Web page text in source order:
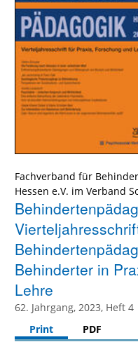
Fachverband für
Hessen e.V. im Verband
Behinderter in
Lehre
62. Jahrgang, 2023, Heft 4
Print
PDF